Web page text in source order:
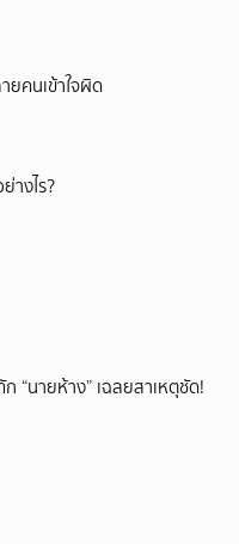
ยคนเข้าใจผิด
างไร?
“นายห้าง” เฉลยสาเหตุชัด!